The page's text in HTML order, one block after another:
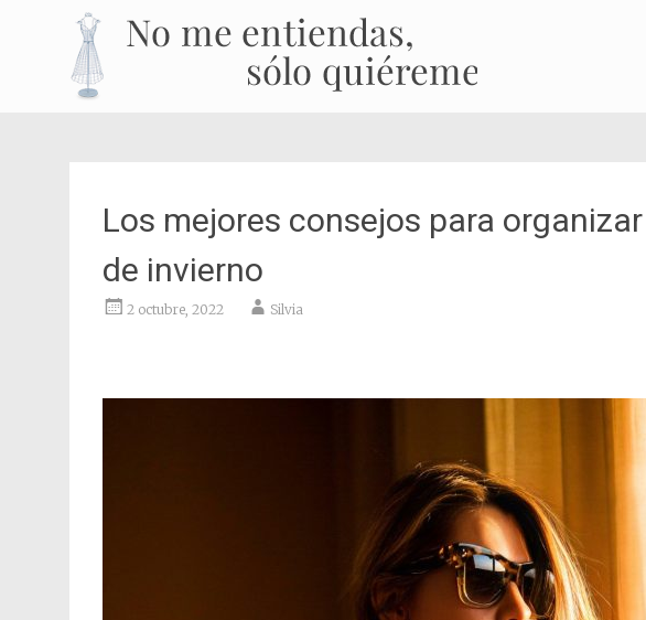
No me
Los mejores consejos para
de invierno
2 octubre, 2022 Silvia